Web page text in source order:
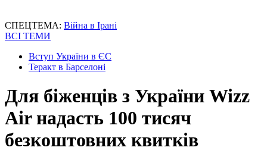
СПЕЦТЕМА: Війна в Ірані
ВСІ ТЕМИ
Вступ України в ЄС
Теракт в Барселоні
Для біженців з України Wizz
Air надасть 100 тисяч
безкоштовних квитків